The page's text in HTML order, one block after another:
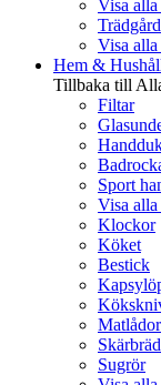
Visa alla
Trädgård
Visa
Hem &
Tillbaka till
Filtar
Sport
Visa
Klockor
Köket
Bestick
Matlådor
Sugrör